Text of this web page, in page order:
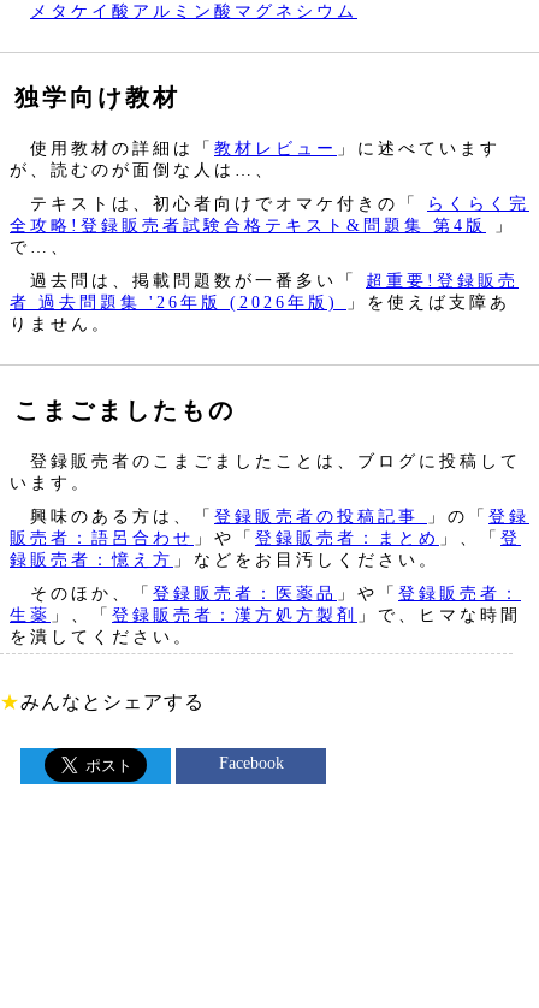
メタケイ酸アルミン酸マグネシウム
独学向け教材
使用教材の詳細は「 教材レビュー 」に述べています
が、読むのが面倒な人は…、
テキストは、初心者向けでオマケ付きの「
らくらく完
全攻略!登録販売者試験合格テキスト&問題集 第4版
」
で…、
過去問は、掲載問題数が一番多い「
超重要!登録販売
者 過去問題集 '26年版 (2026年版)
」を使えば支障あ
りません。
こまごましたもの
登録販売者のこまごましたことは、ブログに投稿して
います。
興味のある方は、「 登録販売者の投稿記事 」の「 登録
販売者：語呂合わせ 」や「 登録販売者：まとめ 」、「 登
録販売者：憶え方 」などをお目汚しください。
そのほか、「 登録販売者：医薬品 」や「 登録販売者：
生薬 」、「 登録販売者：漢方処方製剤
」で、ヒマな時間
を潰してください。
★みんなとシェアする
Facebook